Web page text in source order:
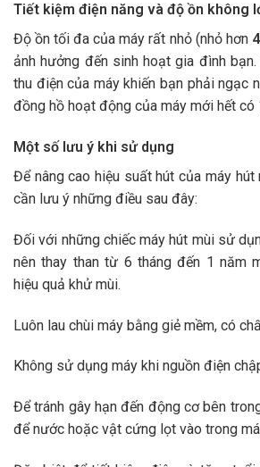
Tiết kiệm điện năng và độ ồn không
Độ ồn tối đa của máy rất nhỏ (nhỏ hơn
ảnh hưởng đến sinh hoạt gia đình
thu điện của máy khiến bạn phải ngạc
đồng hồ hoạt động của máy mới hết có
Một số lưu ý khi sử dụng
Để nâng cao hiệu suất hút của máy
cần lưu ý những điều sau đây:
Đối với những chiếc máy hút mùi sử
nên thay than từ 6 tháng đến 1 năm
hiệu quả khử mùi.
Luôn lau chùi máy bằng giẻ mềm, có
Không sử dụng máy khi nguồn điện
Để tránh gây hạn đến động cơ bên
để nước hoặc vật cứng lọt vào trong